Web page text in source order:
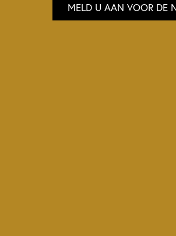
MELD U AAN VOOR DE